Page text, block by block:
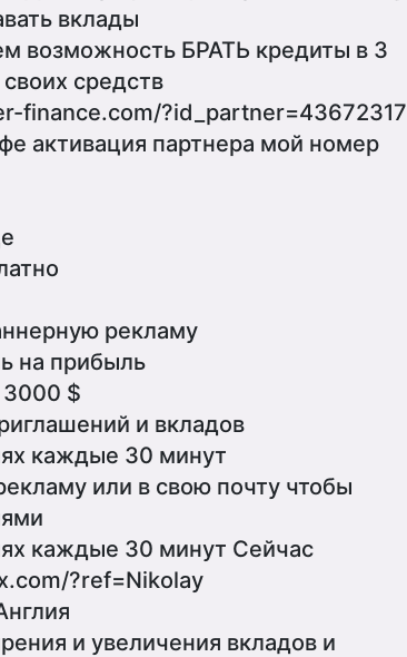
вклады
возможность БРАТЬ кредиты в 3
средств
finance.com/?id_partner=43672317
активация партнера мой номер
рекламу
на прибыль
$
и вкладов
каждые 30 минут
или в свою почту чтобы
каждые 30 минут Сейчас
?ref=Nikolay
и увеличения вкладов и